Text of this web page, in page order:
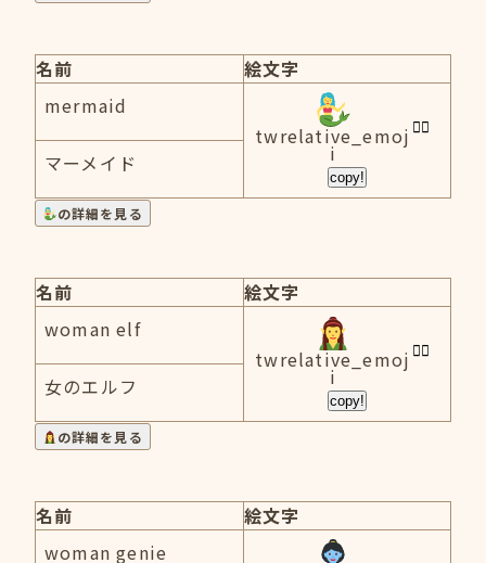
名前
絵文字
mermaid
twrelative_emoj
i
copy!
マーメイド
の詳細を見る
名前
絵文字
woman elf
twrelative_emoj
i
copy!
女のエルフ
の詳細を見る
名前
絵文字
woman genie